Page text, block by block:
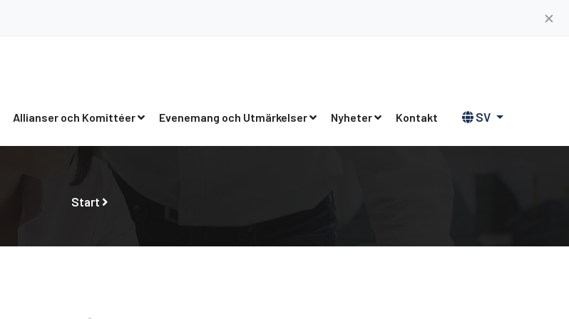
✕
Allianser och Komittéer Evenemang och Utmärkelser Nyheter Kontakt SV
Start